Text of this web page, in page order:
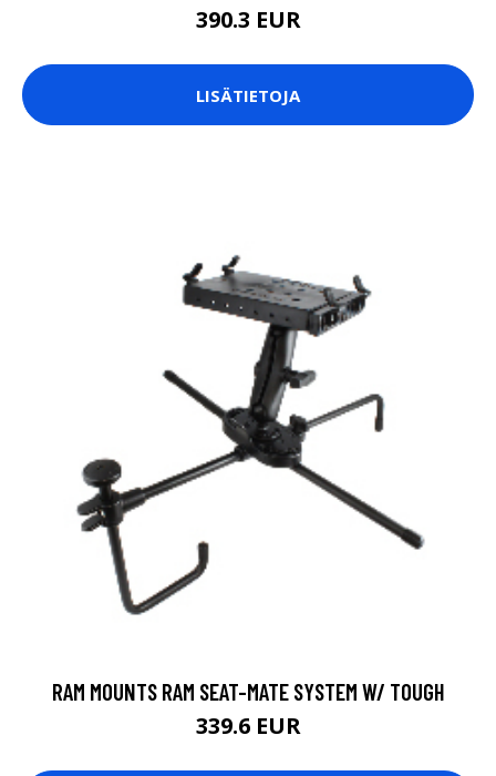
390.3 EUR
LISÄTIETOJA
RAM MOUNTS RAM SEAT-MATE SYSTEM W/ TOUGH
339.6 EUR